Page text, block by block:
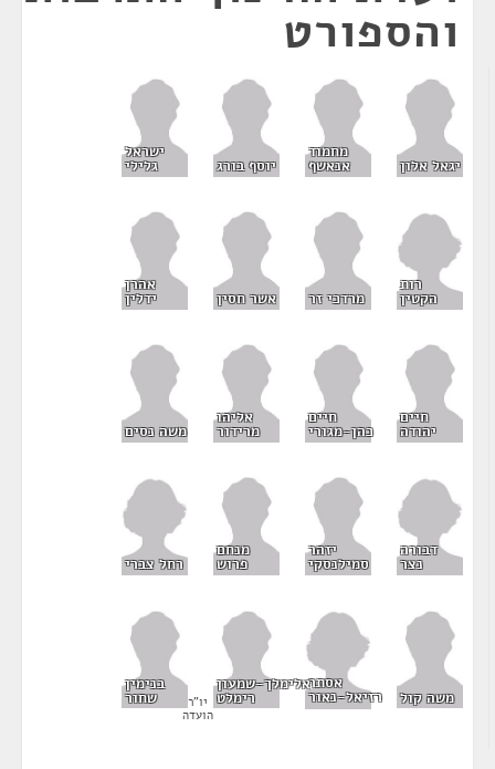
והספורט
יגאל אלון
מחמוד
אנאשף יוסף בורג
ישראל
גלילי
רות
הקטין מרדכי זר אשר חסין
אהרן
ידלין
חיים
יהודה
חיים
כהן-מגורי
אליהו
מרידור משה נסים
דבורה
נצר
יזהר
סמילנסקי
מנחם
פרוש רחל צברי
משה קול
אסתר
רזיאל-נאור
אלימלך-שמעון
רימלט יו"ר
הועדה
בנימין
שחור